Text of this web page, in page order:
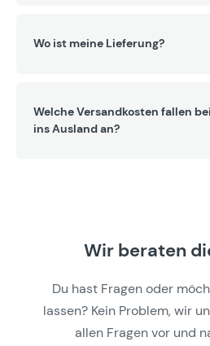
Wo ist meine Lieferung?
Welche Versandkosten fallen
ins Ausland an?
Wir beraten
Du hast Fragen oder
lassen? Kein Problem, wir
allen Fragen vor und